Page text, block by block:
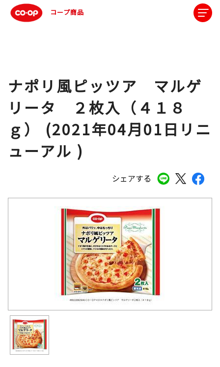
コープ商品
シェアする
ナポリ風ピッツア マルゲ
リータ ２枚入（４１８
ｇ） (2021年04月01日リニ
ューアル )